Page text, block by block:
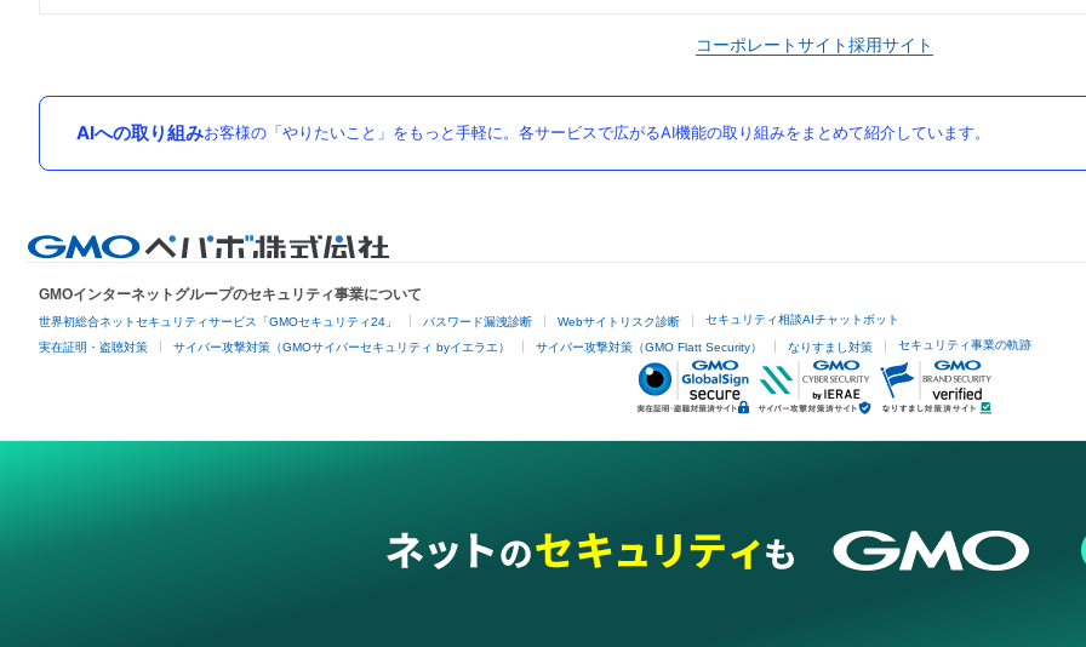
コーポレートサイト採用サイト
AIへの取り組みお客様の「やりたいこと」をもっと手軽に。各サービスで広がるAI機能の取り組みをまとめて紹介しています。
GMOインターネットグループのセキュリティ事業について
世界初総合ネットセキュリティサービス「GMOセキュリティ24」 パスワード漏洩診断 Webサイトリスク診断 セキュリティ相談AIチャットボット
実在証明・盗聴対策 サイバー攻撃対策（GMOサイバーセキュリティ byイエラエ） サイバー攻撃対策（GMO Flatt Security） なりすまし対策 セキュリティ事業の軌跡